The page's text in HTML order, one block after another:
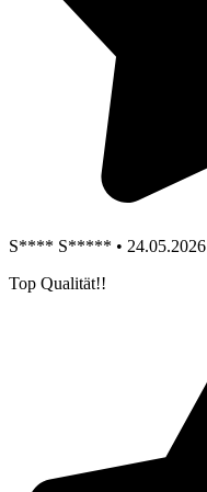
S**** S***** • 24.05.2026
Top Qualität!!